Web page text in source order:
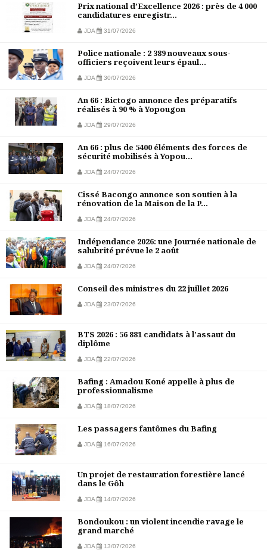
Prix national d’Excellence 2026 : près de 4 000
candidatures enregistr...
JDA 31/07/2026
Police nationale : 2 389 nouveaux sous-
officiers reçoivent leurs épaul...
JDA 30/07/2026
An 66 : Bictogo annonce des préparatifs
réalisés à 90 % à Yopougon
JDA 29/07/2026
An 66 : plus de 5400 éléments des forces de
sécurité mobilisés à Yopou...
JDA 24/07/2026
Cissé Bacongo annonce son soutien à la
rénovation de la Maison de la P...
JDA 24/07/2026
Indépendance 2026: une Journée nationale de
salubrité prévue le 2 août
JDA 24/07/2026
Conseil des ministres du 22 juillet 2026
JDA 23/07/2026
BTS 2026 : 56 881 candidats à l’assaut du
diplôme
JDA 22/07/2026
Bafing : Amadou Koné appelle à plus de
professionnalisme
JDA 18/07/2026
Les passagers fantômes du Bafing
JDA 16/07/2026
Un projet de restauration forestière lancé
dans le Gôh
JDA 14/07/2026
Bondoukou : un violent incendie ravage le
grand marché
JDA 13/07/2026